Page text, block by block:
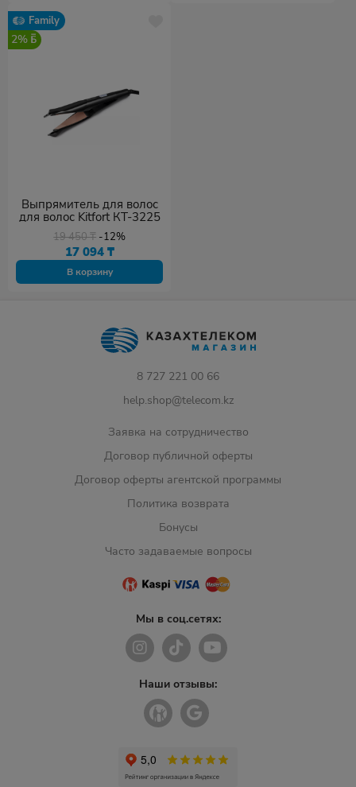
Family
2%
Выпрямитель для волос
для волос Kitfort КТ-3225
19 450₸ -12%
17 094 ₸
В корзину
8 727 221 00 66
help.shop@telecom.kz
Заявка на сотрудничество
Договор публичной оферты
Договор оферты агентской программы
Политика возврата
Бонусы
Часто задаваемые вопросы
Мы в соц.сетях:
Наши отзывы: